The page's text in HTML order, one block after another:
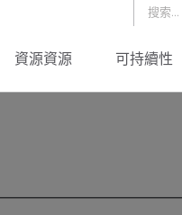
資源資源 可持續性